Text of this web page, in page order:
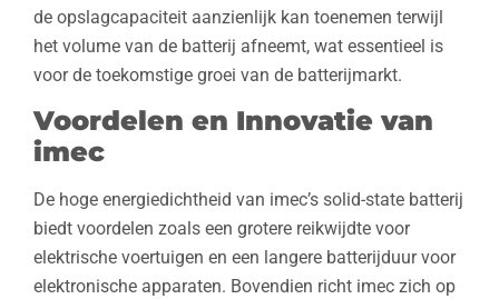
de opslagcapaciteit aanzienlijk kan toenemen terwijl
het volume van de batterij afneemt, wat essentieel is
voor de toekomstige groei van de batterijmarkt.
Voordelen en Innovatie van
imec
De hoge energiedichtheid van imec’s solid-state batterij
biedt voordelen zoals een grotere reikwijdte voor
elektrische voertuigen en een langere batterijduur voor
elektronische apparaten. Bovendien richt imec zich op